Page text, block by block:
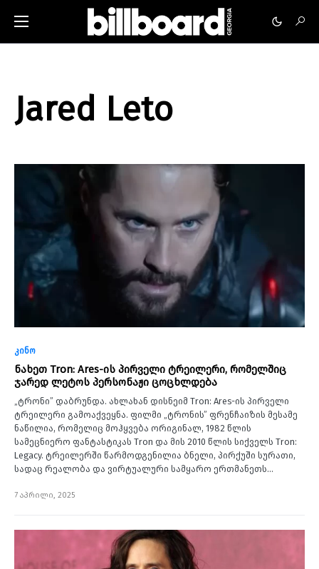
Jared Leto
კინო
ნახეთ Tron: Ares-ის პირველი ტრეილერი, რომელშიც
ჯარედ ლეტოს პერსონაჟი ცოცხლდება
„ტრონი” დაბრუნდა. ახლახან დისნეიმ Tron: Ares-ის პირველი
ტრეილერი გამოაქვეყნა. ფილმი „ტრონის” ფრენჩაიზის მესამე
ნაწილია, რომელიც მოჰყვება ორიგინალ, 1982 წლის
სამეცნიერო ფანტასტიკას Tron და მის 2010 წლის სიქველს Tron:
Legacy. ტრეილერში წარმოდგენილია ბნელი, პირქუში სურათი,
სადაც რეალობა და ვირტუალური სამყარო ერთმანეთს…
7 აპრილი, 2025